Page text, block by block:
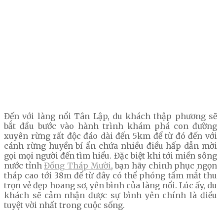
Đến với làng nổi Tân Lập, du khách thập phương sẽ
bắt đầu bước vào hành trình khám phá con đường
xuyên rừng rất độc đáo dài đến 5km để từ đó đến với
cánh rừng huyền bí ẩn chứa nhiều điều hấp dẫn mời
gọi mọi người đến tìm hiểu. Đặc biệt khi tới miền sông
nước tỉnhĐồng Tháp Mười, bạn hãy chinh phục ngọn
tháp cao tới 38m để từ đây có thể phóng tầm mắt thu
trọn vẻ đẹp hoang sơ, yên bình của làng nổi. Lúc ấy, du
khách sẽ cảm nhận được sự bình yên chính là điều
tuyệt vời nhất trong cuộc sống.